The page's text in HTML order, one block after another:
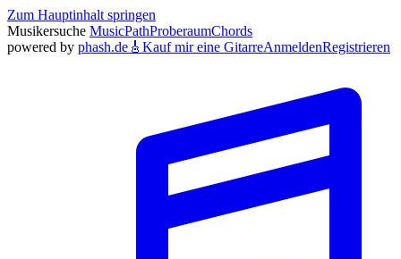
Zum Hauptinhalt springen
Musikersuche MusicPathProberaumChords
powered by phash.de 🎸 Kauf mir eine GitarreAnmeldenRegistrieren